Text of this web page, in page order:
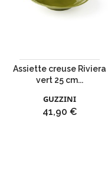
Assiette creuse Riviera
vert 25 cm...
GUZZINI
Prix
41,90 €